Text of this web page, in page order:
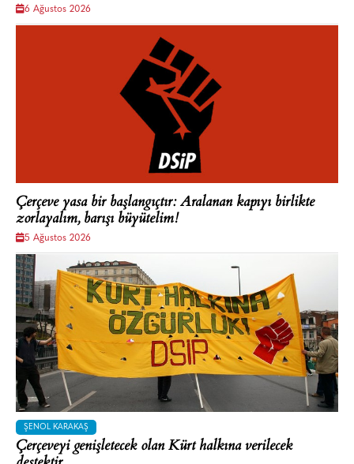
6 Ağustos 2026
Çerçeve yasa bir başlangıçtır: Aralanan kapıyı birlikte
zorlayalım, barışı büyütelim!
5 Ağustos 2026
ŞENOL KARAKAŞ
Çerçeveyi genişletecek olan Kürt halkına verilecek